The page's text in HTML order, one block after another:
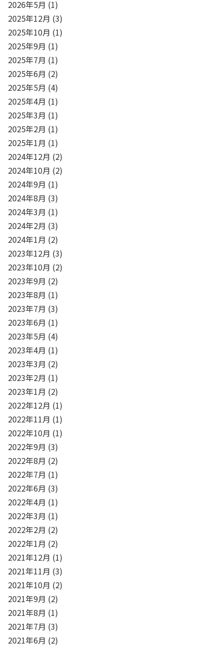
2026年5月 (1)
2025年12月 (3)
2025年10月 (1)
2025年9月 (1)
2025年7月 (1)
2025年6月 (2)
2025年5月 (4)
2025年4月 (1)
2025年3月 (1)
2025年2月 (1)
2025年1月 (1)
2024年12月 (2)
2024年10月 (2)
2024年9月 (1)
2024年8月 (3)
2024年3月 (1)
2024年2月 (3)
2024年1月 (2)
2023年12月 (3)
2023年10月 (2)
2023年9月 (2)
2023年8月 (1)
2023年7月 (3)
2023年6月 (1)
2023年5月 (4)
2023年4月 (1)
2023年3月 (2)
2023年2月 (1)
2023年1月 (2)
2022年12月 (1)
2022年11月 (1)
2022年10月 (1)
2022年9月 (3)
2022年8月 (2)
2022年7月 (1)
2022年6月 (3)
2022年4月 (1)
2022年3月 (1)
2022年2月 (2)
2022年1月 (2)
2021年12月 (1)
2021年11月 (3)
2021年10月 (2)
2021年9月 (2)
2021年8月 (1)
2021年7月 (3)
2021年6月 (2)